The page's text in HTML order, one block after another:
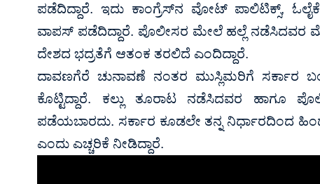
ಪಡೆದಿದ್ದಾರೆ. ಇದು ಕಾಂಗ್ರೆಸ್‌ನ ವೋಟ್ ಪಾಲಿಟಿಕ್ಸ್,
ವಾಪಸ್ ಪಡೆದಿದ್ದಾರೆ. ಪೊಲೀಸರ ಮೇಲೆ ಹಲ್ಲೆ ನಡೆಸಿದವರ
ದೇಶದ ಭದ್ರತೆಗೆ ಆತಂಕ ತರಲಿದೆ ಎಂದಿದ್ದಾರೆ.
ದಾವಣಗೆರೆ ಚುನಾವಣೆ ನಂತರ ಮುಸ್ಲಿಮರಿಗೆ ಸರ್ಕಾರ
ಕೊಟ್ಟಿದ್ದಾರೆ. ಕಲ್ಲು ತೂರಾಟ ನಡೆಸಿದವರ ಹಾಗೂ
ಪಡೆಯಬಾರದು. ಸರ್ಕಾರ ಕೂಡಲೇ ತನ್ನ ನಿರ್ಧಾರದಿಂದ
ಎಂದು ಎಚ್ಚರಿಕೆ ನೀಡಿದ್ದಾರೆ.